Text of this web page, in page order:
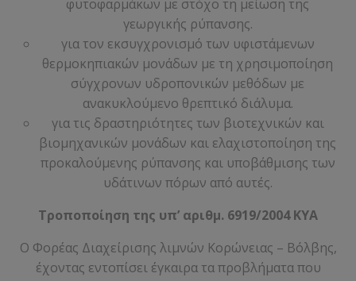
φυτοφαρμάκων με στόχο τη μείωση της
γεωργικής ρύπανσης.
για τον εκσυγχρονισμό των υφιστάμενων
θερμοκηπιακών μονάδων με τη χρησιμοποίηση
σύγχρονων υδροπονικών μεθόδων με
ανακυκλούμενο θρεπτικό διάλυμα.
για τις δραστηριότητες των βιοτεχνικών και
βιομηχανικών μονάδων και ελαχιστοποίηση της
προκαλούμενης ρύπανσης και υποβάθμισης των
υδάτινων πόρων από αυτές.
Τροποποίηση της υπ’ αριθμ. 6919/2004 ΚΥΑ
Ο Φορέας Διαχείρισης λιμνών Κορώνειας – Βόλβης,
έχοντας εντοπίσει έγκαιρα τα προβλήματα που